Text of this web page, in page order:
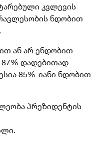
კვლევის
ნდობით
ან არ ენდობით
87% დადებითად
85%-იანი ნდობით
პრეზიდენტის